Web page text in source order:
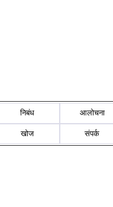
निबंध आलोचना
खोज संपर्क